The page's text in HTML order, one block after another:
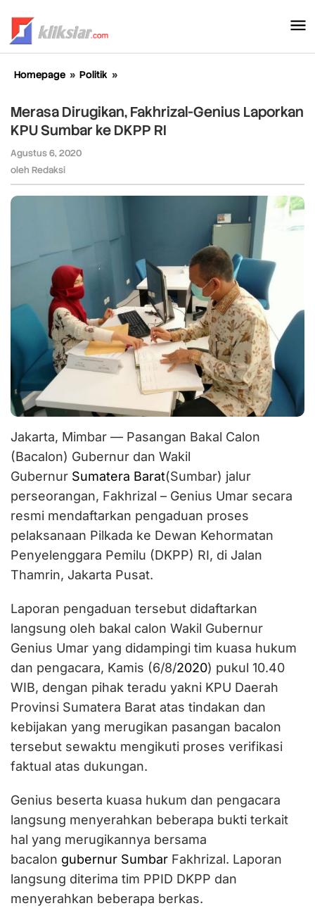
konten
Homepage » Politik »
Fakhrizal-
Genius
Laporkan
DKPP
Merasa Dirugikan, Fakhrizal-Genius Laporkan
KPU Sumbar ke DKPP RI
Agustus 6, 2020
oleh Redaksi
Jakarta, Mimbar — Pasangan Bakal Calon
(Bacalon) Gubernur dan Wakil
Gubernur Sumatera Barat(Sumbar) jalur
perseorangan, Fakhrizal – Genius Umar secara
resmi mendaftarkan pengaduan proses
pelaksanaan Pilkada ke Dewan Kehormatan
Penyelenggara Pemilu (DKPP) RI, di Jalan
Thamrin, Jakarta Pusat.
Laporan pengaduan tersebut didaftarkan
langsung oleh bakal calon Wakil Gubernur
Genius Umar yang didampingi tim kuasa hukum
dan pengacara, Kamis (6/8/2020) pukul 10.40
WIB, dengan pihak teradu yakni KPU Daerah
Provinsi Sumatera Barat atas tindakan dan
kebijakan yang merugikan pasangan bacalon
tersebut sewaktu mengikuti proses verifikasi
faktual atas dukungan.
Genius beserta kuasa hukum dan pengacara
langsung menyerahkan beberapa bukti terkait
hal yang merugikannya bersama
bacalon gubernur Sumbar Fakhrizal. Laporan
langsung diterima tim PPID DKPP dan
menyerahkan beberapa berkas.